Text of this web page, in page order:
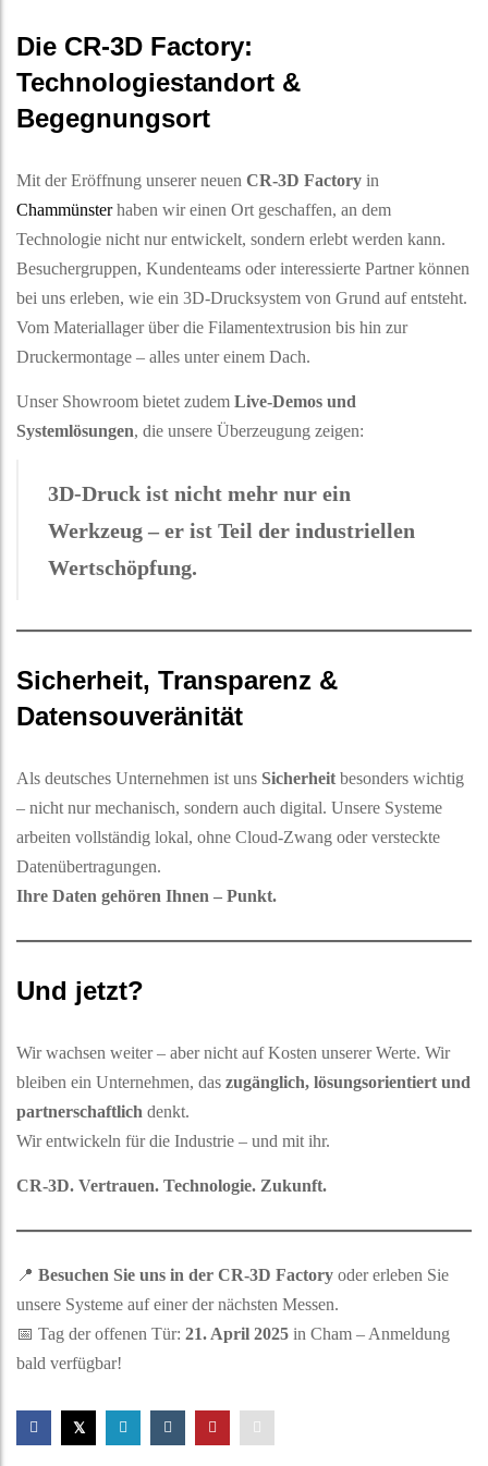
Die CR-3D Factory:
Technologiestandort &
Begegnungsort
Mit der Eröffnung unserer neuen CR-3D Factory in
Chammünsterhaben wir einen Ort geschaffen, an dem
Technologie nicht nur entwickelt, sondern erlebt werden kann.
Besuchergruppen, Kundenteams oder interessierte Partner können
bei uns erleben, wie ein 3D-Drucksystem von Grund auf entsteht.
Vom Materiallager über die Filamentextrusion bis hin zur
Druckermontage – alles unter einem Dach.
Unser Showroom bietet zudem Live-Demos und
Systemlösungen, die unsere Überzeugung zeigen:
3D-Druck ist nicht mehr nur ein
Werkzeug – er ist Teil der industriellen
Wertschöpfung.
Sicherheit, Transparenz &
Datensouveränität
Als deutsches Unternehmen ist uns Sicherheit besonders wichtig
– nicht nur mechanisch, sondern auch digital. Unsere Systeme
arbeiten vollständig lokal, ohne Cloud-Zwang oder versteckte
Datenübertragungen.
Ihre Daten gehören Ihnen – Punkt.
Und jetzt?
Wir wachsen weiter – aber nicht auf Kosten unserer Werte. Wir
bleiben ein Unternehmen, das zugänglich, lösungsorientiert und
partnerschaftlich denkt.
Wir entwickeln für die Industrie – und mit ihr.
CR-3D. Vertrauen. Technologie. Zukunft.
📍 Besuchen Sie uns in der CR-3D Factory oder erleben Sie
unsere Systeme auf einer der nächsten Messen.
📅 Tag der offenen Tür: 21. April 2025 in Cham – Anmeldung
bald verfügbar!